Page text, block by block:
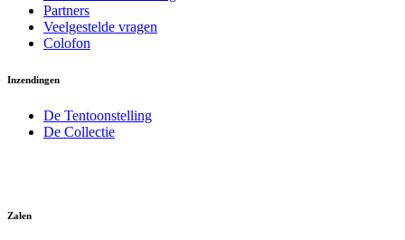
Partners
Veelgestelde vragen
Colofon
Inzendingen
De Tentoonstelling
De Collectie
Zalen